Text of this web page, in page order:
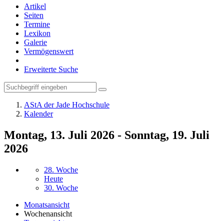
Artikel
Seiten
Termine
Lexikon
Galerie
Vermögenswert
Erweiterte Suche
AStA der Jade Hochschule
Kalender
Montag, 13. Juli 2026 - Sonntag, 19. Juli
2026
28. Woche
Heute
30. Woche
Monatsansicht
Wochenansicht